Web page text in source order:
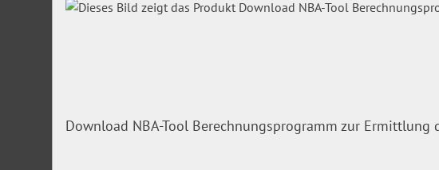
Download NBA-Tool Berechnungsprogramm zur Ermittlung